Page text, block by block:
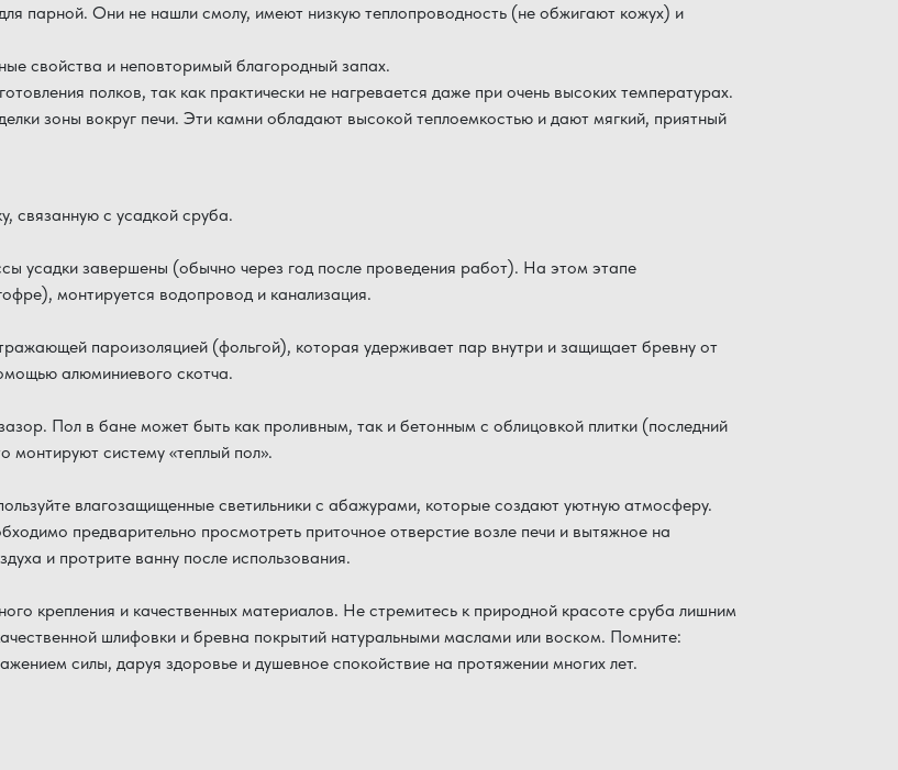
парной. Они не нашли смолу, имеют низкую теплопроводность (не обжигают кожух) и
свойства и неповторимый благородный запах.
полков, так как практически не нагревается даже при очень высоких температурах.
зоны вокруг печи. Эти камни обладают высокой теплоемкостью и дают мягкий, приятный
связанную с усадкой сруба.
усадки завершены (обычно через год после проведения работ). На этом этапе
монтируется водопровод и канализация.
пароизоляцией (фольгой), которая удерживает пар внутри и защищает бревну от
алюминиевого скотча.
Пол в бане может быть как проливным, так и бетонным с облицовкой плитки (последний
монтируют систему «теплый пол».
влагозащищенные светильники с абажурами, которые создают уютную атмосферу.
предварительно просмотреть приточное отверстие возле печи и вытяжное на
и протрите ванну после использования.
крепления и качественных материалов. Не стремитесь к природной красоте сруба лишним
шлифовки и бревна покрытий натуральными маслами или воском. Помните:
силы, даруя здоровье и душевное спокойствие на протяжении многих лет.